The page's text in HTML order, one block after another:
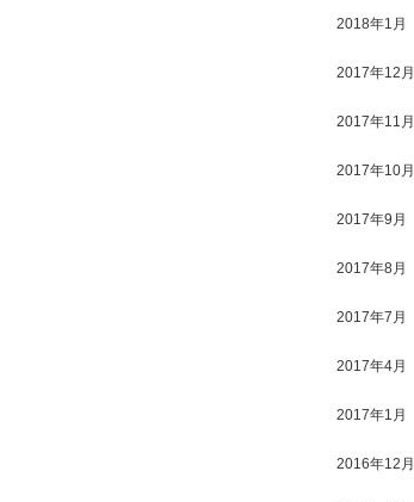
2018年1月
2017年12月
2017年11月
2017年10月
2017年9月
2017年8月
2017年7月
2017年4月
2017年1月
2016年12月